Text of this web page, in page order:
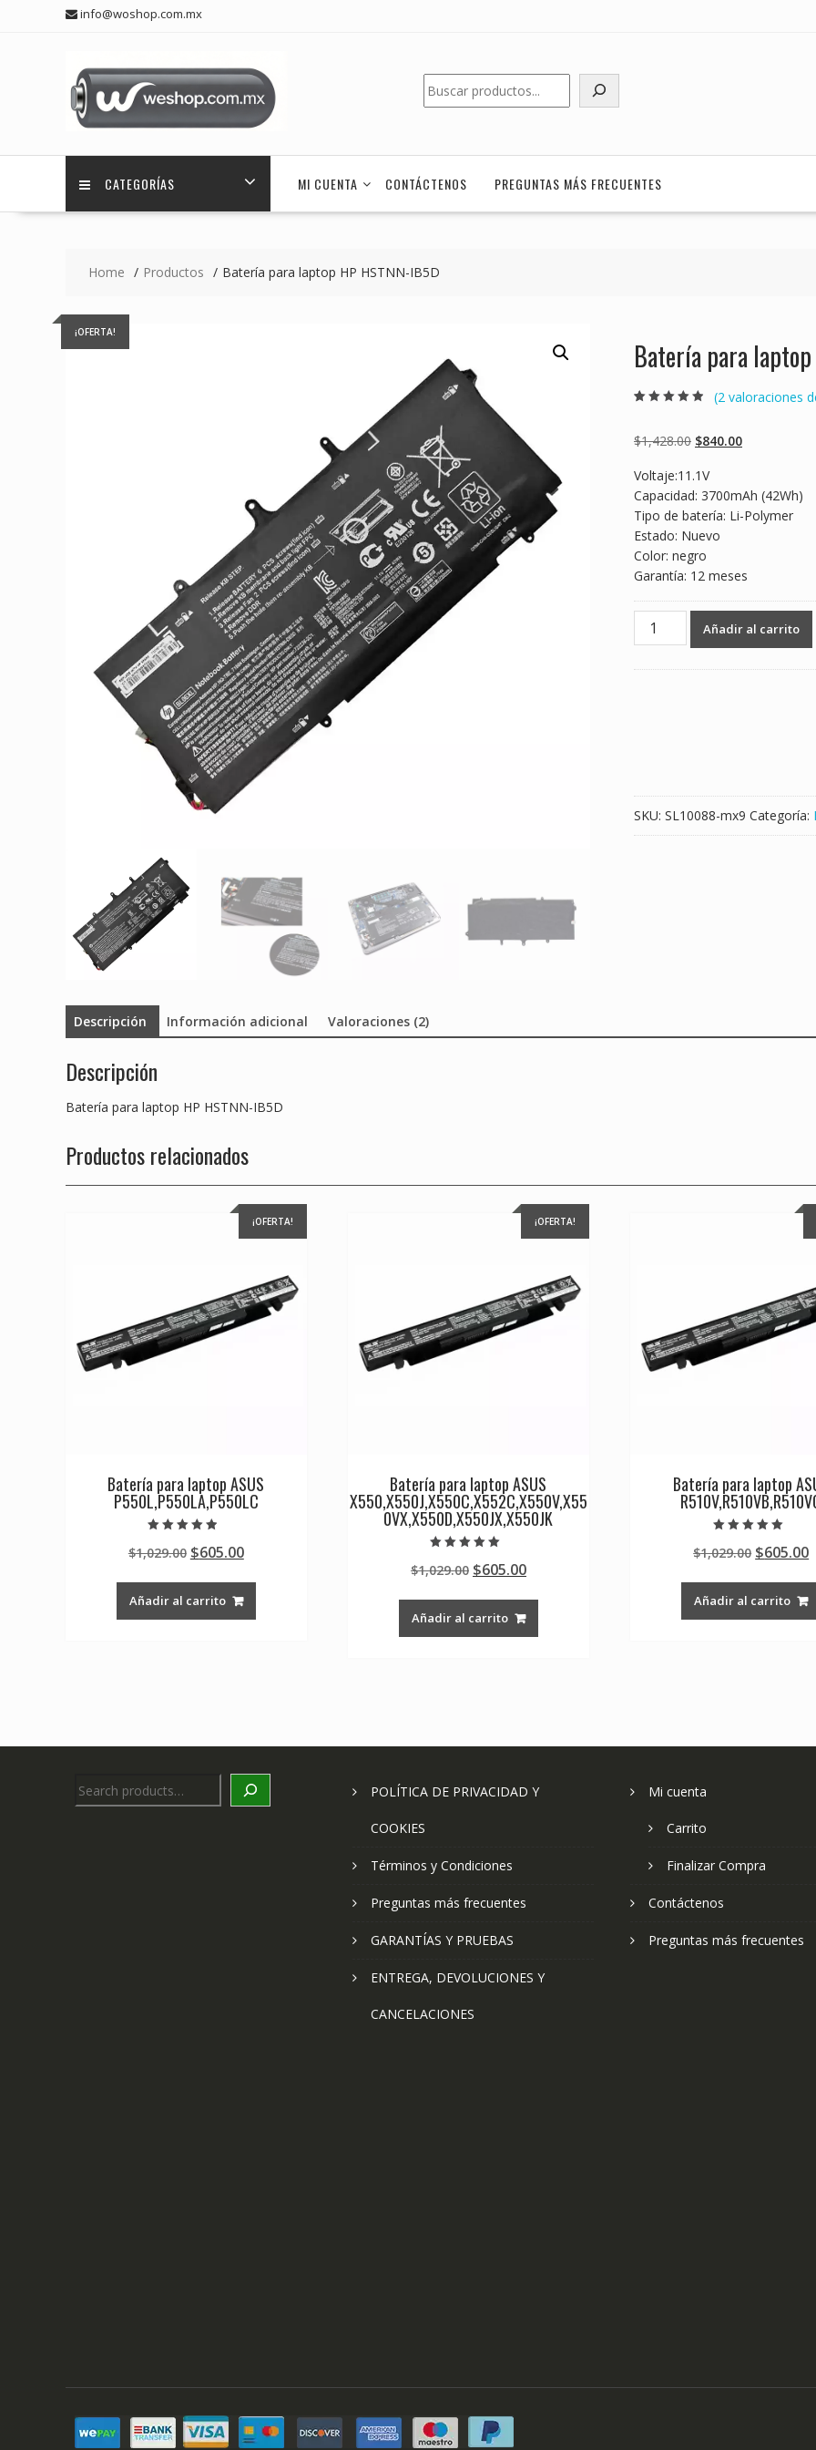
info@woshop.com.mx
Buscar
CATEGORÍAS MI CUENTA CONTÁCTENOS PREGUNTAS MÁS FRECUENTES
Home Productos Batería para laptop HP HSTNN-IB5D
¡OFERTA!
Batería para
basado en
puntuaciones
(2 valoraciones
$1,428.00 Original
was:
$1,428.00.
$840.00Current
$840.00.
Voltaje:11.1V
Capacidad: 3700mAh (42Wh)
Tipo de batería: Li-Polymer
Estado: Nuevo
Color: negro
Garantía: 12 meses
Batería
para
Añadir al carrito
SKU: SL10088-mx9 Categoría:
Descripción Información adicional Valoraciones (2)
Descripción
Batería para laptop HP HSTNN-IB5D
Productos relacionados
¡OFERTA!
Batería para laptop ASUS
P550L,P550LA,P550LC
4.50
de 5
$1,029.00 Original
was:
$1,029.00.
$605.00Current
$605.00.
Añadir al carrito
¡OFERTA!
Batería para laptop ASUS
X550,X550J,X550C,X552C,X550V,X55
0VX,X550D,X550JX,X550JK
5.00
de 5
$1,029.00 Original
was:
$1,029.00.
$605.00Current
$605.00.
Añadir al carrito
Batería para laptop
5.00
de 5
$1,029.00 Original
was:
$1,029.00.
$605.00
Añadir al carrito
Search
POLÍTICA DE PRIVACIDAD Y
COOKIES
Términos y Condiciones
Preguntas más frecuentes
GARANTÍAS Y PRUEBAS
ENTREGA, DEVOLUCIONES Y
CANCELACIONES
Mi cuenta
Carrito
Finalizar Compra
Contáctenos
Preguntas más frecuentes